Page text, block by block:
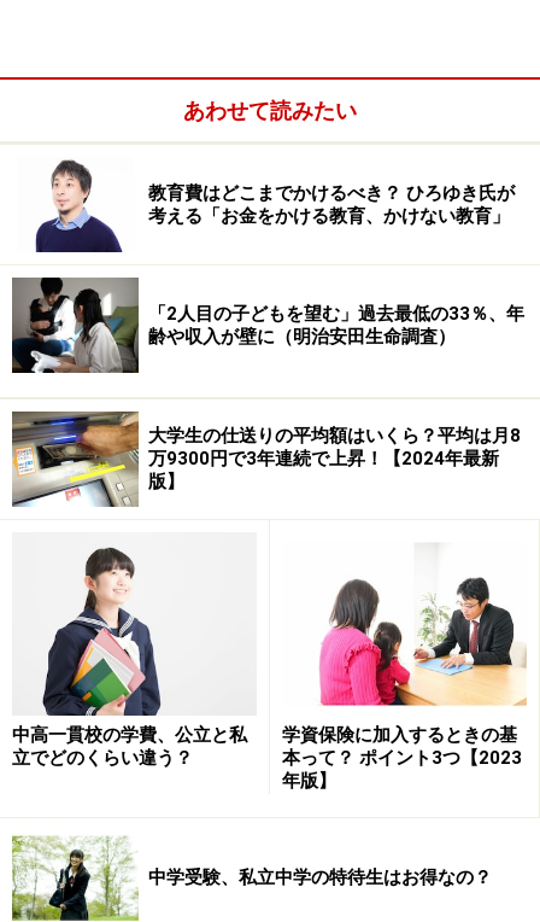
住まい/関東
◆現在の家計収支の状況
手取り月収／42万円（夫34万円、妻8万円）
※夫の月収には退職金含
毎月の支出／約35万円
・主な支出内訳
住居費／5万円
会社交通費／4万5000円
自動車保険／1万5000円
水道光熱費／4万5000円（2世帯分）
通信費／8500円
小遣い／2万5000円（夫2万円、妻5000円）
雑費／2万円
個人年金／2万5000円
保険料／1万9000円
（夫：医療、生命保険月1万5000円。妻：医療、生命保
年間の特別費／約60万円（車の税金、洋服代、お祝い
等）
あわせて読みたい
教育費はどこまでかけるべき？ ひろゆき氏が
考える「お金をかける教育、かけない教育」
「2人目の子どもを望む」過去最低の33％、年
齢や収入が壁に（明治安田生命調査）
大学生の仕送りの平均額はいくら？平均は月8
万9300円で3年連続で上昇！【2024年最新
版】
中高一貫校の学費、公立と私
立でどのくらい違う？
学資保険に加入するときの基
本って？ ポイント3つ【2023
年版】
中学受験、私立中学の特待生はお得なの？